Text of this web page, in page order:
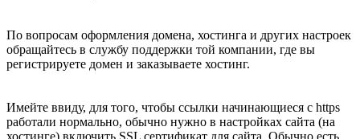
По вопросам оформления домена, хостинга и других настроек
обращайтесь в службу поддержки той компании, где вы
регистрируете домен и заказываете хостинг.
Имейте ввиду, для того, чтобы ссылки начинающиеся с https
работали нормально, обычно нужно в настройках сайта (на